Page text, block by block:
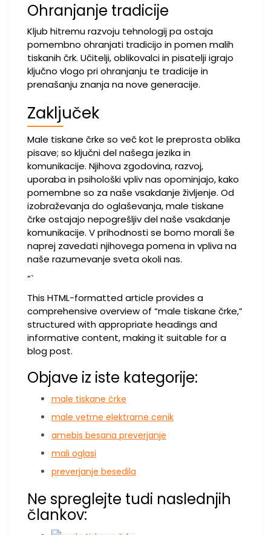
Ohranjanje tradicije
Kljub hitremu razvoju tehnologij pa ostaja
pomembno ohranjati tradicijo in pomen malih
tiskanih črk. Učitelji, oblikovalci in pisatelji igrajo
ključno vlogo pri ohranjanju te tradicije in
prenašanju znanja na nove generacije.
Zaključek
Male tiskane črke so več kot le preprosta oblika
pisave; so ključni del našega jezika in
komunikacije. Njihova zgodovina, razvoj,
uporaba in psihološki vpliv nas opominjajo, kako
pomembne so za naše vsakdanje življenje. Od
izobraževanja do oglaševanja, male tiskane
črke ostajajo nepogrešljiv del naše vsakdanje
komunikacije. V prihodnosti se bomo morali še
naprej zavedati njihovega pomena in vpliva na
naše razumevanje sveta okoli nas.
“`
This HTML-formatted article provides a
comprehensive overview of “male tiskane črke,”
structured with appropriate headings and
informative content, making it suitable for a
blog post.
Objave iz iste kategorije:
male tiskane črke
male vetrne elektrarne cenik
amebis besana preverjanje
mali oglasi
preverjanje besedila
Ne spreglejte tudi naslednjih
člankov: